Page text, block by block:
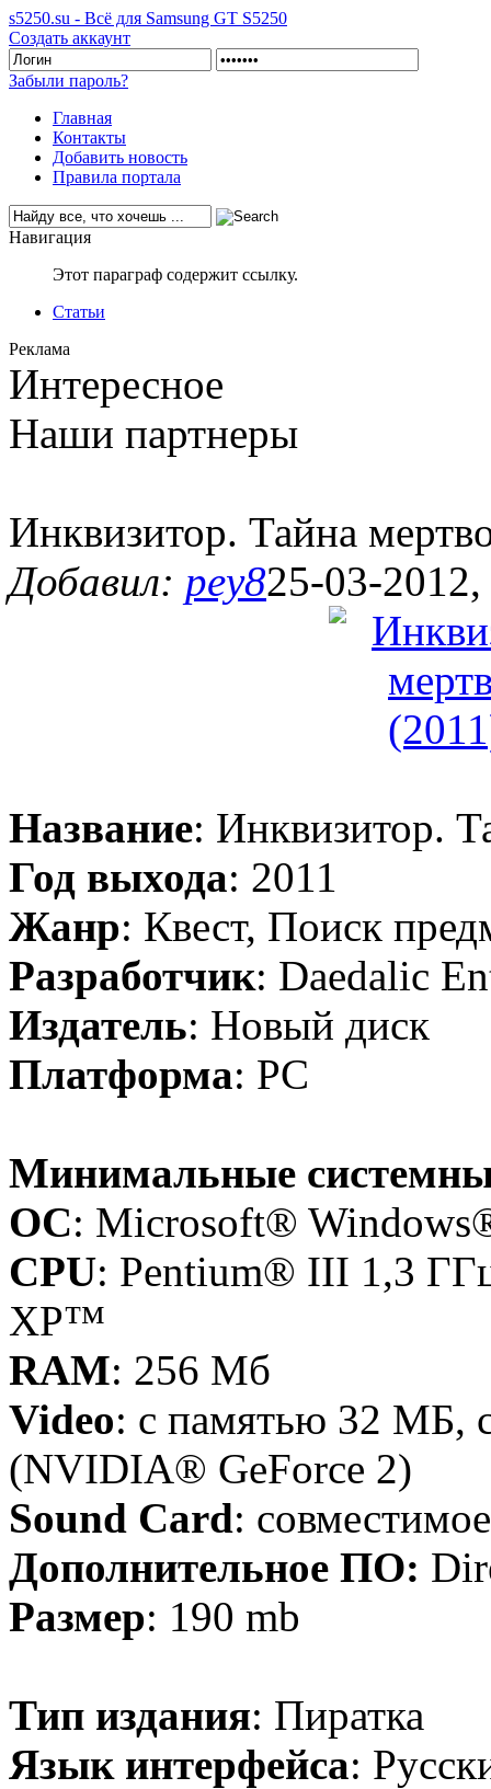
s5250.su - Всё для Samsung GT S5250
Создать аккаунт
Забыли пароль?
Главная
Контакты
Добавить новость
Правила портала
Навигация
Этот параграф содержит ссылку.
Статьи
Реклама
Интересное
Наши партнеры
Инквизитор. Тайна
Добавил: pey825-03-
Название: Инквизитор.
Год выхода: 2011
Жанр: Квест, Поиск
Разработчик: Daedalic
Издатель: Новый диск
Платформа: PC
Минимальные
OC: Microsoft®
CPU: Pentium® III 1,3
XP™
RAM: 256 Мб
Video: с памятью 32 MБ,
(NVIDIA® GeForce 2)
Sound Card:
Дополнительное ПО:
Размер: 190 mb
Тип издания: Пиратка
Язык интерфейса: